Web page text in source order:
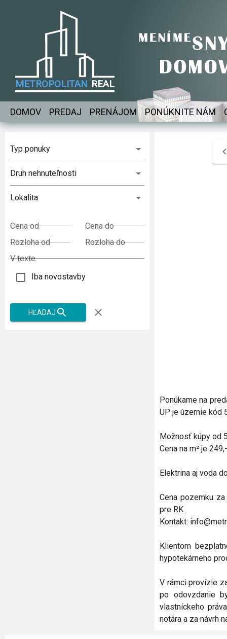
METROPOLITAN REAL
DOMOV PREDAJ PRENÁJOM PONÚKNITE NÁM
Typ ponuky
Druh nehnuteľnosti
Lokalita
Cena od
Cena do
Rozloha od
Rozloha do
V texte
Iba novostavby
HĽADAJ
Ponúkame na
UP je územie kód
Možnosť kúpy od
Cena na m² je
Elektrina aj voda
Cena pozemku
pre RK
Kontakt:
Klientom
hypotekárneho
V rámci provízie
po odovzdanie
vlastníckeho
notára a za návrh